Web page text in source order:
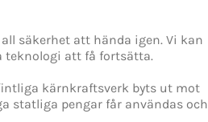
säkerhet att hända igen. Vi kan
teknologi att få fortsätta.
kärnkraftsverk byts ut mot
statliga pengar får användas och